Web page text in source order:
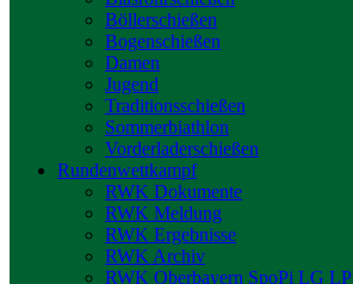
Böllerschießen
Bogenschießen
Damen
Jugend
Traditionsschießen
Sommerbiathlon
Vorderladerschießen
Rundenwettkampf
RWK Dokumente
RWK Meldung
RWK Ergebnisse
RWK Archiv
RWK Oberbayern SpoPi LG LP